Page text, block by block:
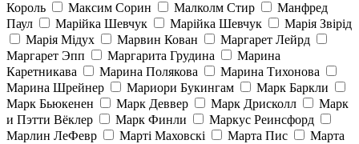
Король
Максим Сорин Малколм Стир
Манфред
Паул
Марійка Шевчук Марійка Шевчук
Марія Звірід
Марія Мідух
Марвин Кован
Маргарет Лейрд
Маргарет Эпп
Маргарита Грудина
Марина
Каретникава
Марина Полякова
Марина Тихонова
Марина Шрейнер
Мариори Букингам
Марк Баркли
Марк Бьюкенен
Марк Деввер Марк Дрисколл
Марк
и Пэтти Вёклер
Марк Финли
Маркус Реинсфорд
Марлин ЛеФевр
Марті Маховскі Марта Пис
Марта